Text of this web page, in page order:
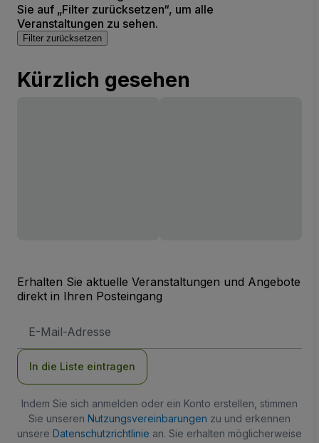
Sie auf „Filter zurücksetzen“, um alle
Veranstaltungen zu sehen.
Filter zurücksetzen
Kürzlich gesehen
Erhalten Sie aktuelle Veranstaltungen und Angebote
direkt in Ihren Posteingang
Mail-
In die Liste eintragen
Indem Sie sich anmelden oder ein Konto erstellen, stimmen
Sie unseren Nutzungsvereinbarungen zu und erkennen
unsere Datenschutzrichtlinie an. Sie erhalten möglicherweise